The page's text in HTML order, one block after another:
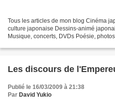
Tous les articles de mon blog Cinéma
culture japonaise Dessins-animé
Musique, concerts, DVDs Poésie,
Les discours de
Publié le 16/03/2009 à 21:38
Par David Yukio